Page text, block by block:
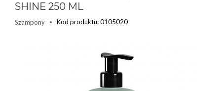
SHINE 250 ML
Szampony Kod produktu: 0105020